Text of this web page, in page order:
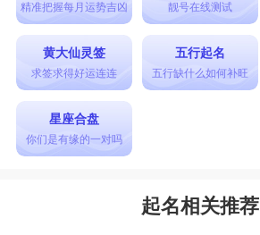
精准把握每月运势吉凶 靓号在线测试
黄大仙灵签
求签求得好运连连
五行起名
五行缺什么如何补旺
星座合盘
你们是有缘的一对吗
起名相关推荐